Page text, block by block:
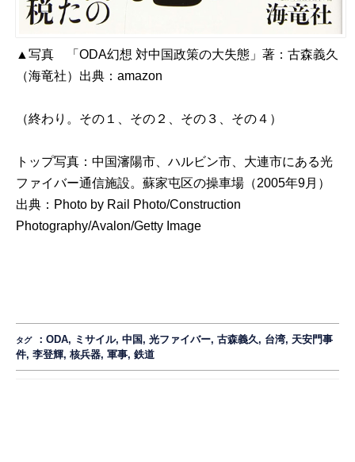
▲写真 「ODA幻想 対中国政策の大失態」著：古森義久
（海竜社）出典：amazon
（終わり。 その１ その２ その３ その４ ）
トップ写真：中国瀋陽市、ハルビン市、大連市にある光
ファイバー通信施設。蘇家屯区の操車場（2005年9月）
出典： Photo by Rail Photo/Construction
Photography/Avalon/Getty Image
タグ ：ODA, ミサイル,中国 ,光ファイバー,古森義久 , 台湾, 天安門事
件,李登輝,核兵器,軍事,鉄道